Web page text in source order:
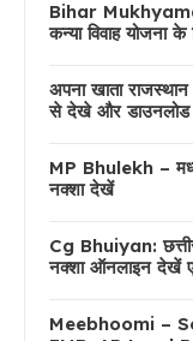
Bihar
कन्या विवाह
अपना खाता
से देखे और
MP Bhulekh –
नक्शा देखें
Cg Bhuiyan:
नक्शा ऑनलाइन देखें
Meebhoomi –